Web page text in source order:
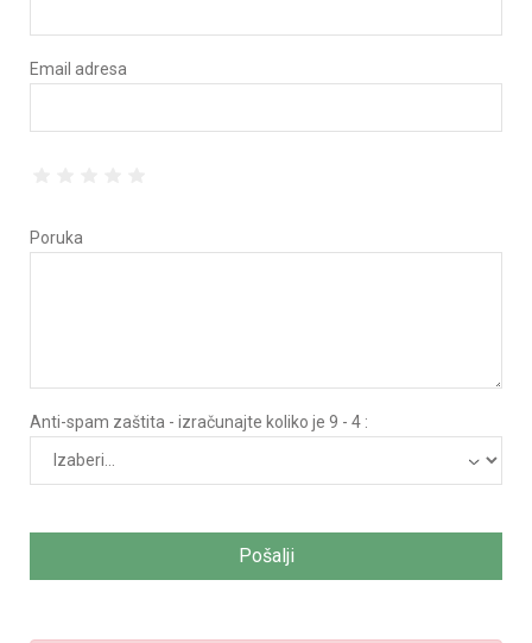
Email adresa
Poruka
Anti-spam zaštita - izračunajte koliko je 9 - 4 :
Pošalji